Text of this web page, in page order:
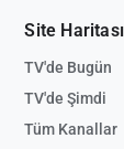
Site Haritası
TV'de Bugün
TV'de Şimdi
Tüm Kanallar